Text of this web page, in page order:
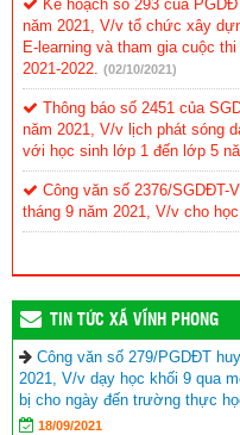
Kế hoạch số 293 của
năm 2021, V/v tổ chức xây
E-learning và tham gia cuộc
2021-2022. (02/10/2021)
Thông báo số 2451 của
năm 2021, V/v lịch phát sóng
với học sinh lớp 1 đến lớp 5
Công văn số 2376/SGDĐT-
tháng 9 năm 2021, V/v cho
TIN TỨC XÃ VĨNH PHONG
Công văn số 279/PGDĐT
2021, V/v dạy học khối 9 qua
bị cho ngày đến trường thực
18/09/2021